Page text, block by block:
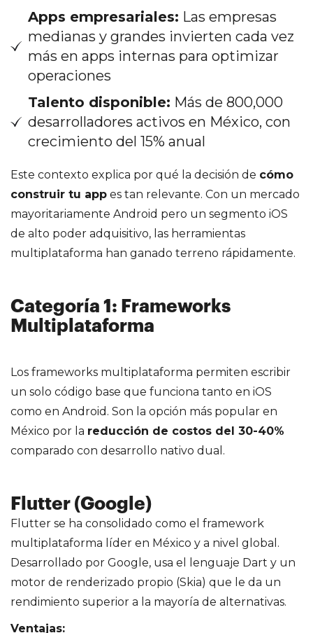
Apps empresariales: Las empresas
medianas y grandes invierten cada vez
más en apps internas para optimizar
operaciones
Talento disponible: Más de 800,000
desarrolladores activos en México, con
crecimiento del 15% anual
Este contexto explica por qué la decisión de cómo
construir tu app es tan relevante. Con un mercado
mayoritariamente Android pero un segmento iOS
de alto poder adquisitivo, las herramientas
multiplataforma han ganado terreno rápidamente.
Categoría 1: Frameworks
Multiplataforma
Los frameworks multiplataforma permiten escribir
un solo código base que funciona tanto en iOS
como en Android. Son la opción más popular en
México por la reducción de costos del 30-40%
comparado con desarrollo nativo dual.
Flutter (Google)
Flutter se ha consolidado como el framework
multiplataforma líder en México y a nivel global.
Desarrollado por Google, usa el lenguaje Dart y un
motor de renderizado propio (Skia) que le da un
rendimiento superior a la mayoría de alternativas.
Ventajas: